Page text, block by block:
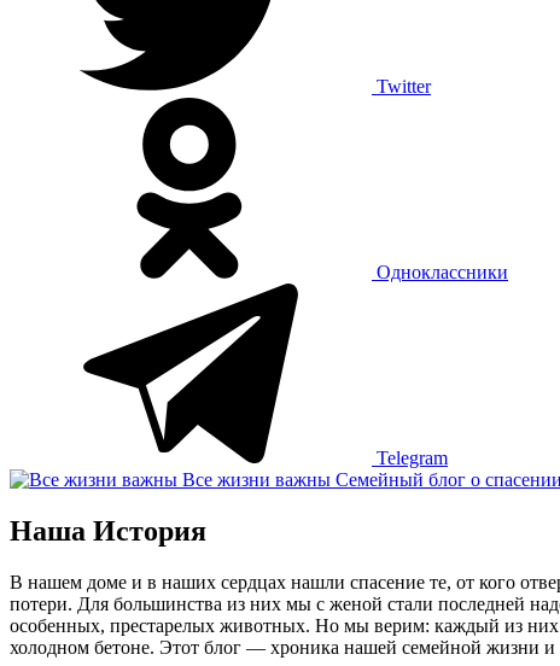
Twitter
Одноклассники
Telegram
Все жизни важны Семейный блог о
Наша История
В нашем доме и в наших сердцах нашли спасение те, от кого
потери. Для большинства из них мы с женой стали последней
особенных, престарелых животных. Но мы верим: каждый из них
холодном бетоне. Этот блог — хроника нашей семейной жизни